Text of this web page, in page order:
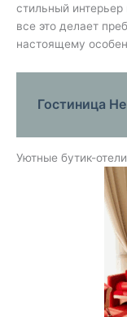
стильный
все это делает
настоящему
Гостиница
Уютные бутик-